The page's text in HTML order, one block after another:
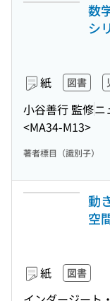
数
シ
紙 図書
小谷善行 監修ニ
<MA34-M13>
著者標目（識別子）
動
空
紙 図書